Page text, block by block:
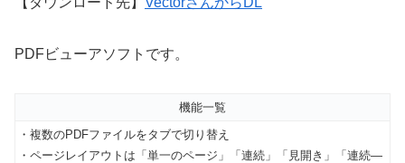
PDFビューアソフトです。
機能一覧
・複数のPDFファイルをタブで切り替え
・ページレイアウトは「単一のページ」「連続」「見開き」「連続―